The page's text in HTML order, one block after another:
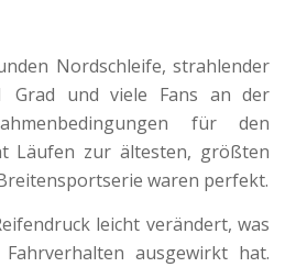
Nordschleife, strahlender
Grad und viele Fans an der
für den
Läufen zur ältesten, größten
waren perfekt.
leicht verändert, was
ausgewirkt hat.